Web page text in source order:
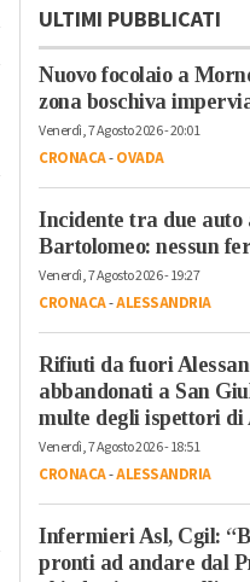
ULTIMI PUBBLICATI
Nuovo focolaio a
zona boschiva
Venerdì, 7 Agosto 2026 - 20:01
CRONACA-OVADA
Incidente tra due auto
Bartolomeo: nessun
Venerdì, 7 Agosto 2026 - 19:27
CRONACA-ALESSANDRIA
Rifiuti da fuori
abbandonati a San
multe degli ispettori di
Venerdì, 7 Agosto 2026 - 18:51
CRONACA-ALESSANDRIA
Infermieri Asl, Cgil:
pronti ad andare dal